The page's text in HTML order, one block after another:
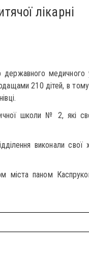
лікарні
державного
210 дітей, в тому
школи № 2, які
виконали
міста паном